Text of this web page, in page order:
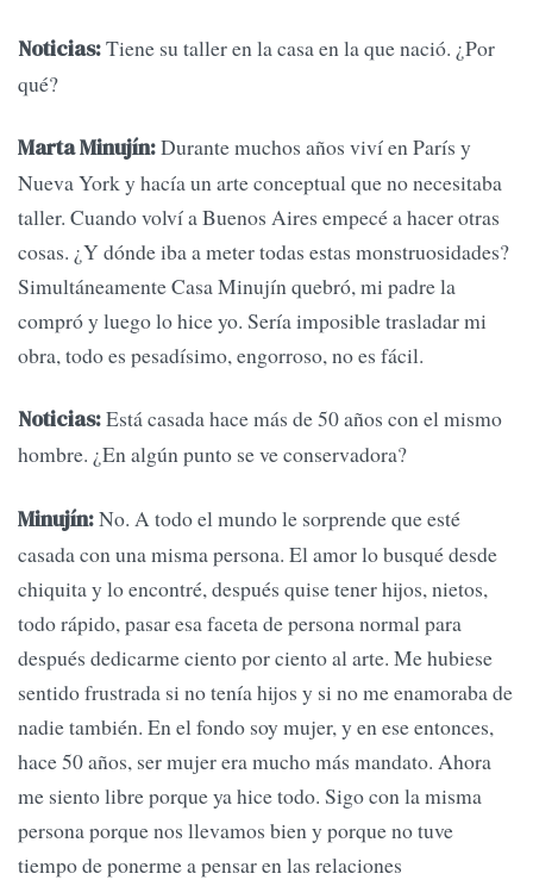
Noticias:Tiene su taller en la casa en la que nació. ¿Por
qué?
Marta Minujín:Durante muchos años viví en París y
Nueva York y hacía un arte conceptual que no necesitaba
taller. Cuando volví a Buenos Aires empecé a hacer otras
cosas. ¿Y dónde iba a meter todas estas monstruosidades?
Simultáneamente Casa Minujín quebró, mi padre la
compró y luego lo hice yo. Sería imposible trasladar mi
obra, todo es pesadísimo, engorroso, no es fácil.
Noticias:Está casada hace más de 50 años con el mismo
hombre. ¿En algún punto se ve conservadora?
Minujín:No. A todo el mundo le sorprende que esté
casada con una misma persona. El amor lo busqué desde
chiquita y lo encontré, después quise tener hijos, nietos,
todo rápido, pasar esa faceta de persona normal para
después dedicarme ciento por ciento al arte. Me hubiese
sentido frustrada si no tenía hijos y si no me enamoraba de
nadie también. En el fondo soy mujer, y en ese entonces,
hace 50 años, ser mujer era mucho más mandato. Ahora
me siento libre porque ya hice todo. Sigo con la misma
persona porque nos llevamos bien y porque no tuve
tiempo de ponerme a pensar en las relaciones